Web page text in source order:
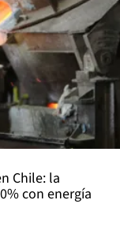
Chile: la
con energía